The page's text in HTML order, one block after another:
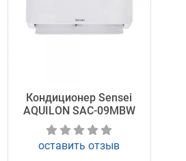
Кондиционер Sensei
AQUILON SAC-09MBW
оставить отзыв